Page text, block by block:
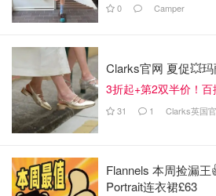
0 Camper
Clarks官网 夏促💥
3折起+第2双半价！百
31 1 Clarks英国
Flannels 本周捡漏
Portrait连衣裙£63